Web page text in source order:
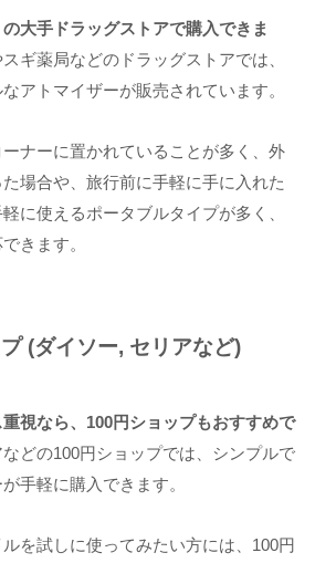
大手ドラッグストアで購入できま
ギ薬局などのドラッグストアでは、
アトマイザーが販売されています。
ナーに置かれていることが多く、外
場合や、旅行前に手軽に手に入れた
に使えるポータブルタイプが多く、
きます。
(ダイソー, セリアなど)
視なら、100円ショップもおすすめで
どの100円ショップでは、シンプルで
手軽に購入できます。
を試しに使ってみたい方には、100円